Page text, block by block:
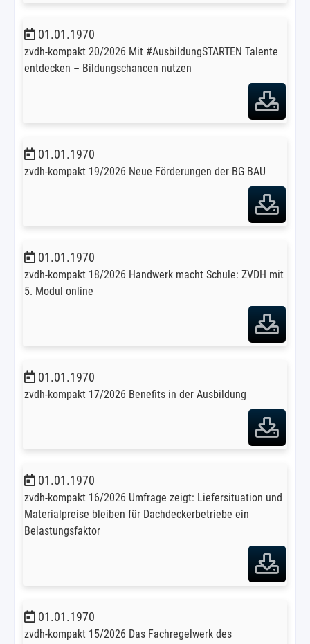
01.01.1970
zvdh-kompakt 20/2026 Mit #AusbildungSTARTEN Talente
entdecken – Bildungschancen nutzen
01.01.1970
zvdh-kompakt 19/2026 Neue Förderungen der BG BAU
01.01.1970
zvdh-kompakt 18/2026 Handwerk macht Schule: ZVDH mit
5. Modul online
01.01.1970
zvdh-kompakt 17/2026 Benefits in der Ausbildung
01.01.1970
zvdh-kompakt 16/2026 Umfrage zeigt: Liefersituation und
Materialpreise bleiben für Dachdeckerbetriebe ein
Belastungsfaktor
01.01.1970
zvdh-kompakt 15/2026 Das Fachregelwerk des